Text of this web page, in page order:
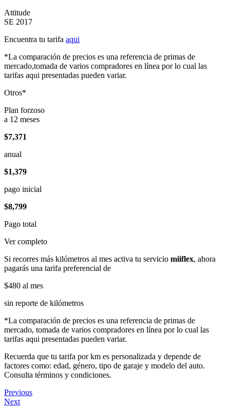
Attitude
SE 2017
Encuentra tu tarifa aqui
*La comparación de precios es una referencia de primas de
mercado,tomada de varios compradores en línea por lo cual las
tarifas aqui presentadas pueden variar.
Otros*
Plan forzoso
a 12 meses
$7,371
anual
$1,379
pago inicial
$8,799
Pago total
Ver completo
Si recorres más kilómetros al mes activa tu servicio miiflex, ahora
pagarás una tarifa preferencial de
$480 al mes
sin reporte de kilómetros
*La comparación de precios es una referencia de primas de
mercado, tomada de varios compradores en línea por lo cual las
tarifas aqui presentadas pueden variar.
Recuerda que tu tarifa por km es personalizada y depende de
factores como: edad, género, tipo de garaje y modelo del auto.
Consulta términos y condiciones.
Previous
Next